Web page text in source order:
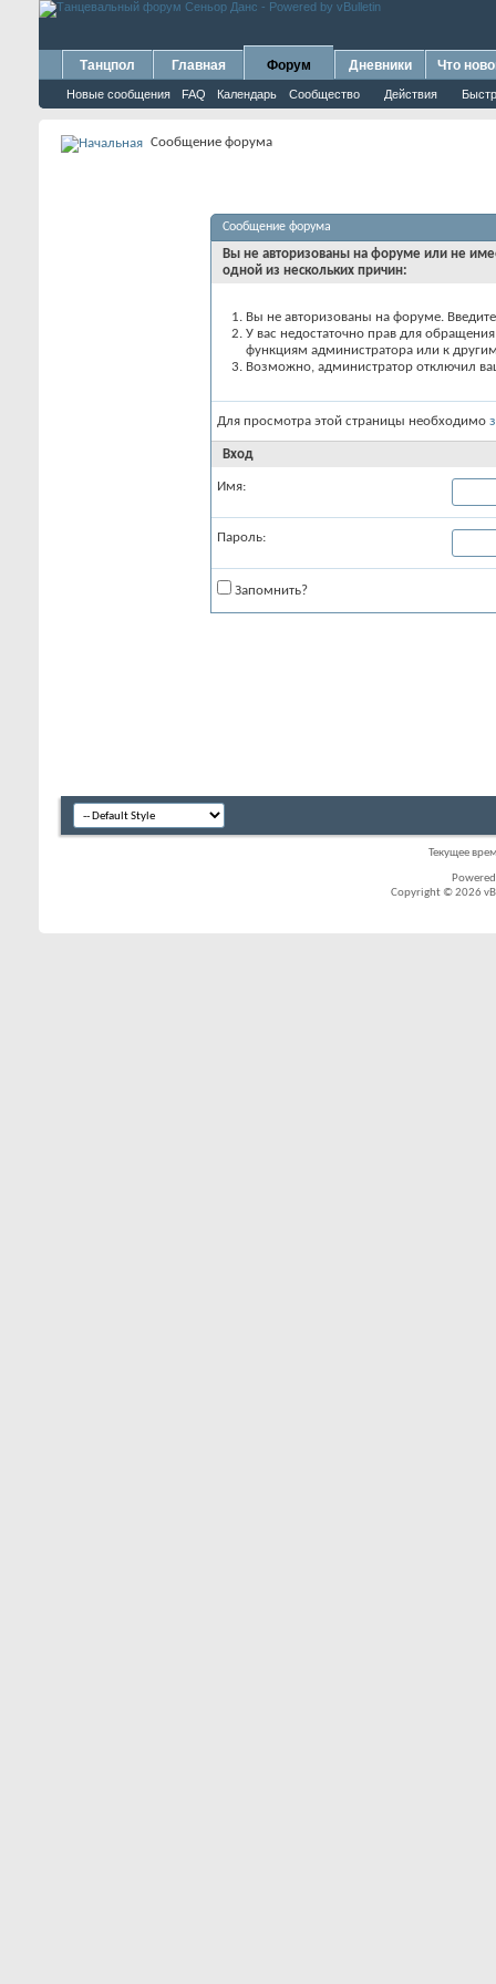
Танцпол Главная Форум
Новые сообщения FAQ Календарь Сообщество Действия
Дневники Что
Сообщение форума
Сообщение форума
Вы не авторизованы на форуме или не
одной из нескольких причин:
Вы не авторизованы на форуме.
У вас недостаточно прав для
функциям администратора или к
Возможно, администратор отключил
Для просмотра этой страницы необходимо
Вход
Имя:
Пароль:
Запомнить?
Текущее
Copyright © 2026